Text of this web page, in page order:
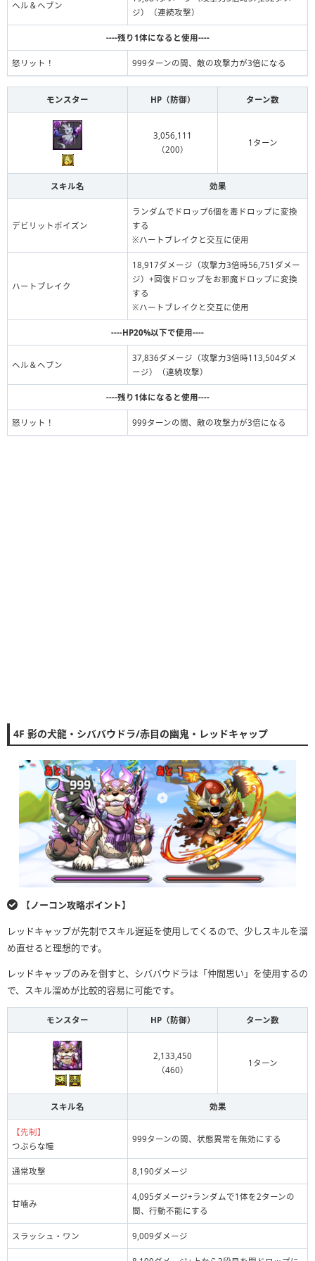
ヘル＆ヘブン
ジ）（連続攻撃）
----残り1体になると使用----
怒リット！ 999ターンの間、敵の攻撃力が3倍になる
モンスター HP（防御） ターン数
3,056,111
（200）
1ターン
スキル名 効果
デビリットポイズン
ランダムでドロップ6個を毒ドロップに変換
する
※ハートブレイクと交互に使用
ハートブレイク
18,917ダメージ（攻撃力3倍時56,751ダメー
ジ）+回復ドロップをお邪魔ドロップに変換
する
※ハートブレイクと交互に使用
----HP20%以下で使用----
ヘル＆ヘブン
37,836ダメージ（攻撃力3倍時113,504ダメ
ージ）（連続攻撃）
----残り1体になると使用----
怒リット！ 999ターンの間、敵の攻撃力が3倍になる
4F 影の犬龍・シババウドラ/赤目の幽鬼・レッドキャップ
【ノーコン攻略ポイント】
レッドキャップが先制でスキル遅延を使用してくるので、少しスキルを溜
め直せると理想的です。
レッドキャップのみを倒すと、シババウドラは「仲間思い」を使用するの
で、スキル溜めが比較的容易に可能です。
モンスター HP（防御） ターン数
2,133,450
（460）
1ターン
スキル名 効果
【先制】
つぶらな瞳
999ターンの間、状態異常を無効にする
通常攻撃 8,190ダメージ
甘噛み
4,095ダメージ+ランダムで1体を2ターンの
間、行動不能にする
スラッシュ・ワン 9,009ダメージ